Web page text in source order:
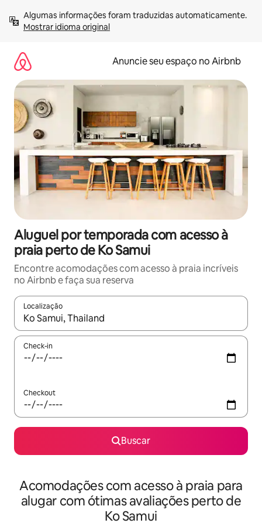
para
Mostrar idioma original
Anuncie seu espaço no Airbnb
Aluguel por temporada com acesso à
praia perto de Ko Samui
Encontre acomodações com acesso à praia incríveis
no Airbnb e faça sua reserva
Localização
Quando os resultados estiverem disponíveis, explore-os
Check-in
Checkout
Buscar
Acomodações com acesso à praia para
alugar com ótimas avaliações perto de
Ko Samui